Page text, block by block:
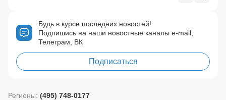
Будь в курсе последних новостей!
Подпишись на наши новостные каналы e-mail,
Телеграм, ВК
Подписаться
Регионы: (495) 748-0177